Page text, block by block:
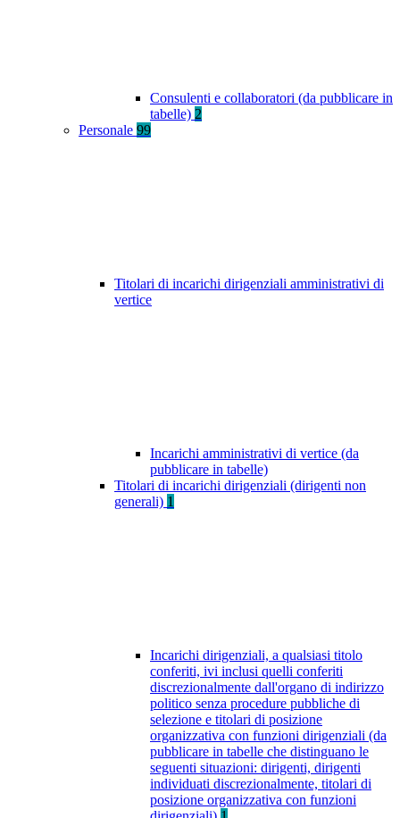
Consulenti e collaboratori (da pubblicare in
tabelle) 2
Personale 99
Titolari di incarichi dirigenziali amministrativi di
vertice
Incarichi amministrativi di vertice (da
pubblicare in tabelle)
Titolari di incarichi dirigenziali (dirigenti non
generali) 1
Incarichi dirigenziali, a qualsiasi titolo
conferiti, ivi inclusi quelli conferiti
discrezionalmente dall'organo di indirizzo
politico senza procedure pubbliche di
selezione e titolari di posizione
organizzativa con funzioni dirigenziali (da
pubblicare in tabelle che distinguano le
seguenti situazioni: dirigenti, dirigenti
individuati discrezionalmente, titolari di
posizione organizzativa con funzioni